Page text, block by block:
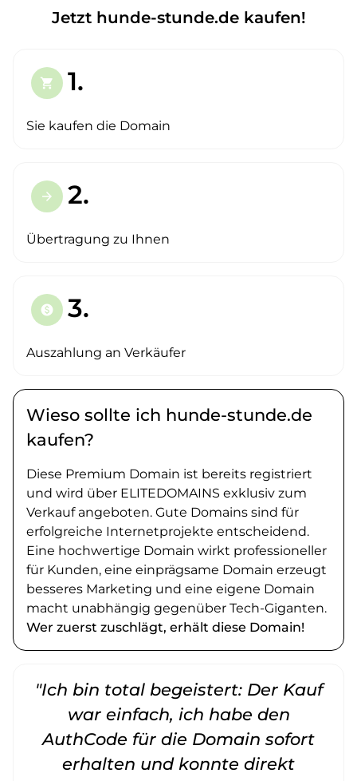
Jetzt hunde-stunde.de kaufen!
shopping_cart 1.
Sie kaufen die Domain
arrow_forward 2.
Übertragung zu Ihnen
paid 3.
Auszahlung an Verkäufer
Wieso sollte ich hunde-stunde.de
kaufen?
Diese Premium Domain ist bereits registriert
und wird über ELITEDOMAINS exklusiv zum
Verkauf angeboten. Gute Domains sind für
erfolgreiche Internetprojekte entscheidend.
Eine hochwertige Domain wirkt professioneller
für Kunden, eine einprägsame Domain erzeugt
besseres Marketing und eine eigene Domain
macht unabhängig gegenüber Tech-Giganten.
Wer zuerst zuschlägt, erhält diese Domain!
"Ich bin total begeistert: Der Kauf
war einfach, ich habe den
AuthCode für die Domain sofort
erhalten und konnte direkt